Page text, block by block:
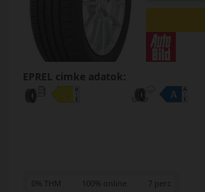
EPREL cimke adatok:
0% THM 100% online 7 perc